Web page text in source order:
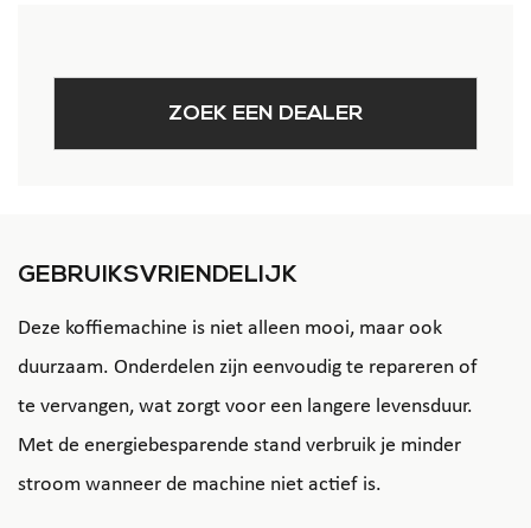
ZOEK EEN DEALER
GEBRUIKSVRIENDELIJK
Deze koffiemachine is niet alleen mooi, maar ook
duurzaam. Onderdelen zijn eenvoudig te repareren of
te vervangen, wat zorgt voor een langere levensduur.
Met de energiebesparende stand verbruik je minder
stroom wanneer de machine niet actief is.